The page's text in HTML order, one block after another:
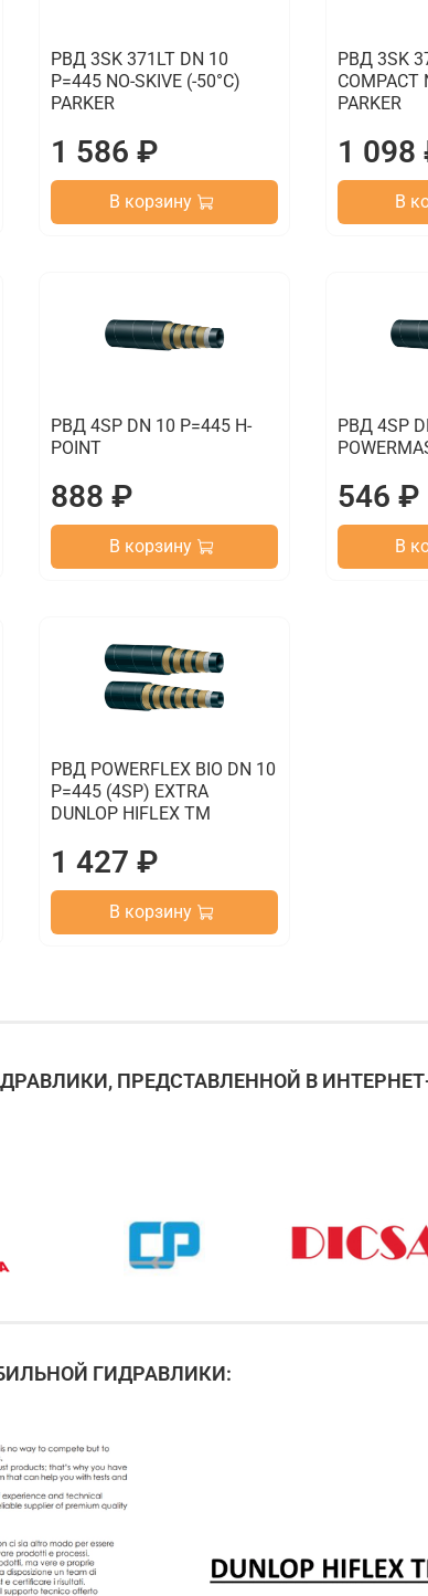
РВД 3SK 371LT DN 10
P=445 NO-SKIVE (-50°C)
PARKER
1 586 ₽
В корзину
РВД 3SK
COMPACT
PARKER
1 098
В
РВД 4SP DN 10 P=445 H-
POINT
888 ₽
В корзину
РВД 4SP
546 ₽
В
РВД POWERFLEX BIO DN 10
P=445 (4SP) EXTRA
DUNLOP HIFLEX TM
1 427 ₽
В корзину
ПРЕДСТАВЛЕННОЙ В
ГИДРАВЛИКИ: